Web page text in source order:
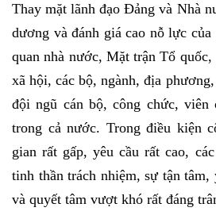
Thay mặt lãnh đạo Đảng và Nhà
dương và đánh giá cao nỗ lực
quan nhà nước, Mặt trận Tổ
xã hội, các bộ, ngành, địa
đội ngũ cán bộ, công chức, viên
trong cả nước. Trong điều kiện
gian rất gấp, yêu cầu rất cao,
tinh thần trách nhiệm, sự tận
và quyết tâm vượt khó rất đáng